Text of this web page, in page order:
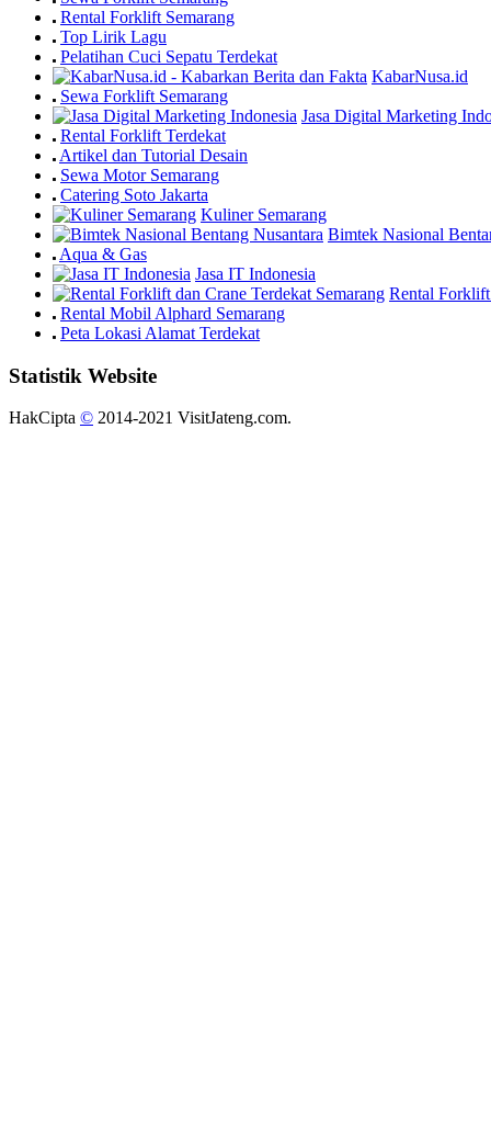
Rental Forklift Semarang
Top Lirik Lagu
Pelatihan Cuci Sepatu Terdekat
KabarNusa.id
Sewa Forklift Semarang
Jasa Digital Marketing
Rental Forklift Terdekat
Artikel dan Tutorial Desain
Sewa Motor Semarang
Catering Soto Jakarta
Kuliner Semarang
Bimtek Nasional
Aqua & Gas
Jasa IT Indonesia
Rental Forklift
Rental Mobil Alphard Semarang
Peta Lokasi Alamat Terdekat
Statistik Website
HakCipta © 2014-2021 VisitJateng.com.